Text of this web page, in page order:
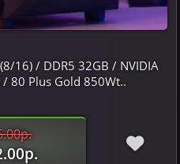
16) / DDR5 32GB / NVIDIA
/ 80 Plus Gold 850Wt..